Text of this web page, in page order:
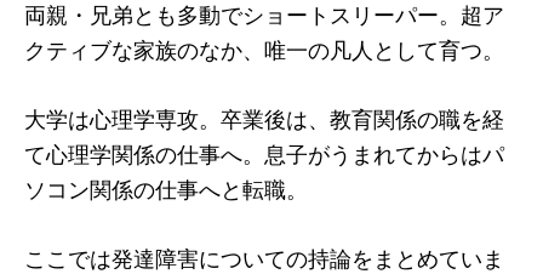
両親・兄弟とも多動でショートスリーパー。超ア
クティブな家族のなか、唯一の凡人として育つ。
大学は心理学専攻。卒業後は、教育関係の職を経
て心理学関係の仕事へ。息子がうまれてからはパ
ソコン関係の仕事へと転職。
ここでは発達障害についての持論をまとめていま